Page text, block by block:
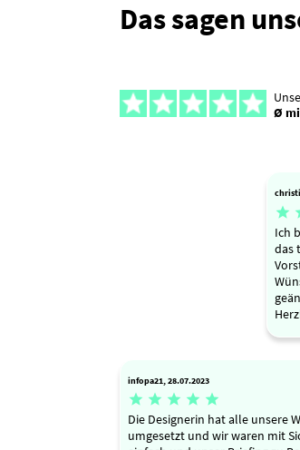
Das sagen
Ø

Ich
das
infopa21, 28.07.2023
    
Die Designerin hat alle unsere
umgesetzt und wir waren mit